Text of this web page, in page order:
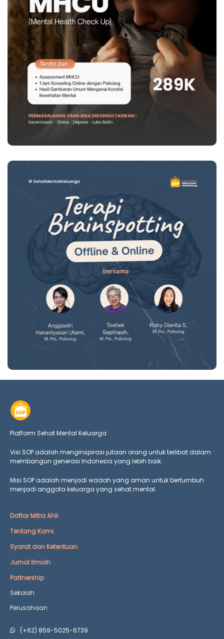
Platform Sehat Mental Keluarga
Visi SOP adalah menginspirasi jutaan orang untuk terlibat dalam
membangun generasi Indonesia yang lebih baik.
Misi SOP adalah menjadi wadah yang aman untuk bertumbuh
menjadi anggota keluarga yang sehat mental.
Daftar Mitra Ahli
Tentang Kami
Syarat dan Ketentuan
Jurnal Ilmiah
Partnership
Sekolah
Perusahaan
(+62) 859-5025-6739